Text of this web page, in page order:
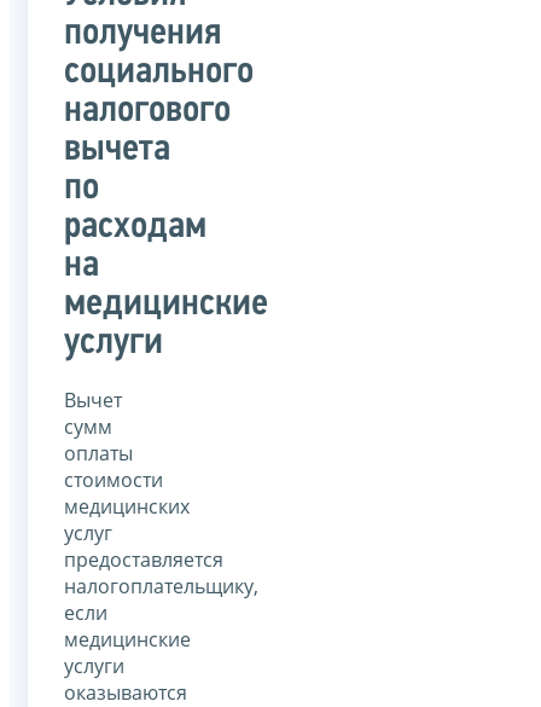
получения
социального
налогового
вычета
по
расходам
на
медицинские
услуги
Вычет
сумм
оплаты
стоимости
медицинских
услуг
предоставляется
налогоплательщику,
если
медицинские
услуги
оказываются